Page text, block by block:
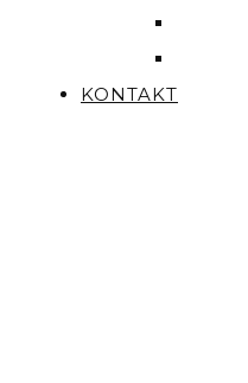
KONTAKT